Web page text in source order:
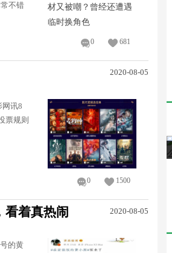
不错
0 681
2020-08-05
网讯8
票规则
0 1500
看着真热闹 2020-08-05
的黄